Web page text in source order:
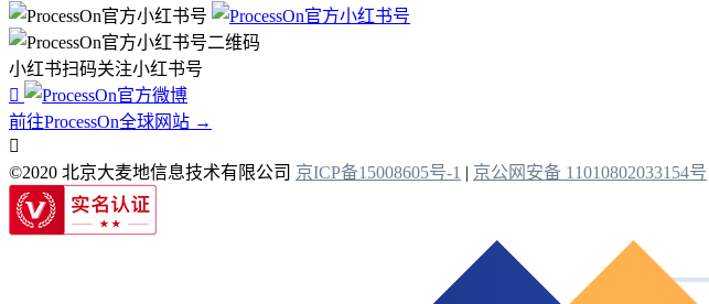
小红书扫码关注小红书号

前往ProcessOn全球网站 →

©2020 北京大麦地信息技术有限公司 京ICP备15008605号-1 | 京公网安备 11010802033154号